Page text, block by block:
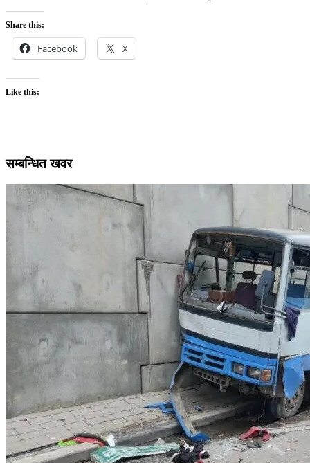
Share this:
Facebook X
Like this:
सम्बन्धित खवर